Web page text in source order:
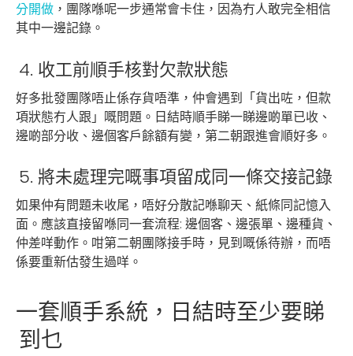
分開做 ，團隊喺呢一步通常會卡住，因為冇人敢完全相信
其中一邊記錄。
4. 收工前順手核對欠款狀態
好多批發團隊唔止係存貨唔準，仲會遇到「貨出咗，但款
項狀態冇人跟」嘅問題。日結時順手睇一睇邊啲單已收、
邊啲部分收、邊個客戶餘額有變，第二朝跟進會順好多。
5. 將未處理完嘅事項留成同一條交接記錄
如果仲有問題未收尾，唔好分散記喺聊天、紙條同記憶入
面。應該直接留喺同一套流程: 邊個客、邊張單、邊種貨、
仲差咩動作。咁第二朝團隊接手時，見到嘅係待辦，而唔
係要重新估發生過咩。
一套順手系統，日結時至少要睇
到乜